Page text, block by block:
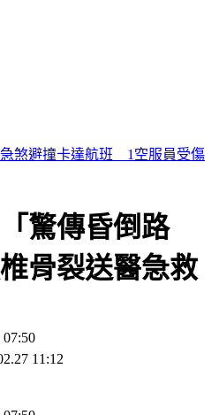
球百大美女 林莎首上榜
驚傳昏倒路
骨裂送醫急救
11:12